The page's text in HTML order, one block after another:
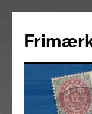
indhold